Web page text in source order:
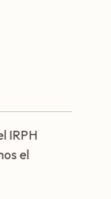
IRPH
el